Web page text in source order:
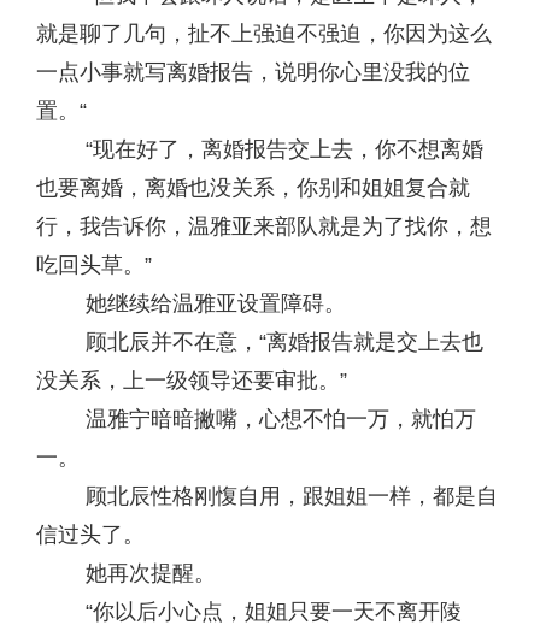
就是聊了几句，扯不上强迫不强迫，你因为这么
一点小事就写离婚报告，说明你心里没我的位
置。“
“现在好了，离婚报告交上去，你不想离婚
也要离婚，离婚也没关系，你别和姐姐复合就
行，我告诉你，温雅亚来部队就是为了找你，想
吃回头草。”
她继续给温雅亚设置障碍。
顾北辰并不在意，“离婚报告就是交上去也
没关系，上一级领导还要审批。”
温雅宁暗暗撇嘴，心想不怕一万，就怕万
一。
顾北辰性格刚愎自用，跟姐姐一样，都是自
信过头了。
她再次提醒。
“你以后小心点，姐姐只要一天不离开陵